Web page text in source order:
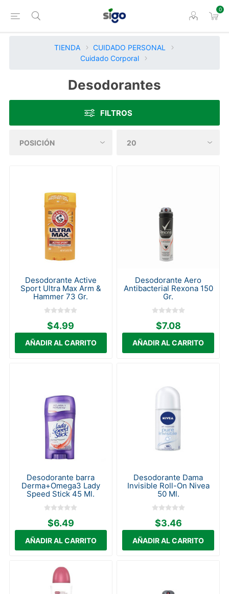
0
TIENDA
CUIDADO PERSONAL
Cuidado Corporal
Desodorantes
FILTROS
Desodorante Active
Sport Ultra Max Arm &
Hammer 73 Gr.
$4.99
Desodorante Aero
Antibacterial Rexona 150
Gr.
$7.08
Desodorante barra
Derma+Omega3 Lady
Speed Stick 45 Ml.
$6.49
Desodorante Dama
Invisible Roll-On Nivea
50 Ml.
$3.46